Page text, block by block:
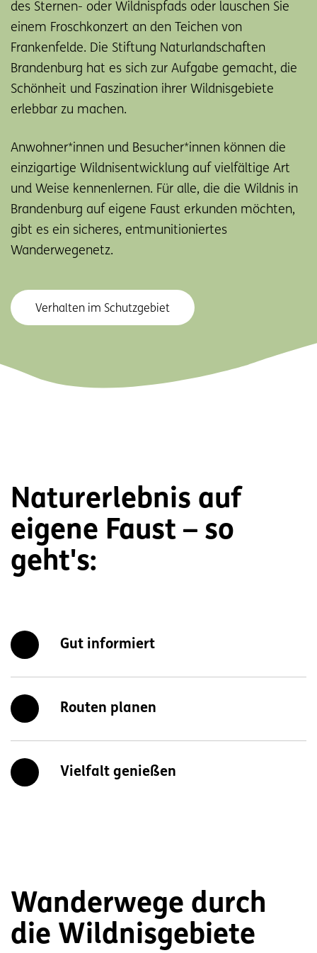
des Sternen- oder Wildnispfads oder lauschen Sie
einem Froschkonzert an den Teichen von
Frankenfelde. Die Stiftung Naturlandschaften
Brandenburg hat es sich zur Aufgabe gemacht, die
Schönheit und Faszination ihrer Wildnisgebiete
erlebbar zu machen.
Anwohner*innen und Besucher*innen können die
einzigartige Wildnisentwicklung auf vielfältige Art
und Weise kennenlernen. Für alle, die die Wildnis in
Brandenburg auf eigene Faust erkunden möchten,
gibt es ein sicheres, entmunitioniertes
Wanderwegenetz.
Verhalten im Schutzgebiet
Naturerlebnis auf
eigene Faust – so
geht's:
Gut informiert
Routen planen
Vielfalt genießen
Wanderwege durch
die Wildnisgebiete